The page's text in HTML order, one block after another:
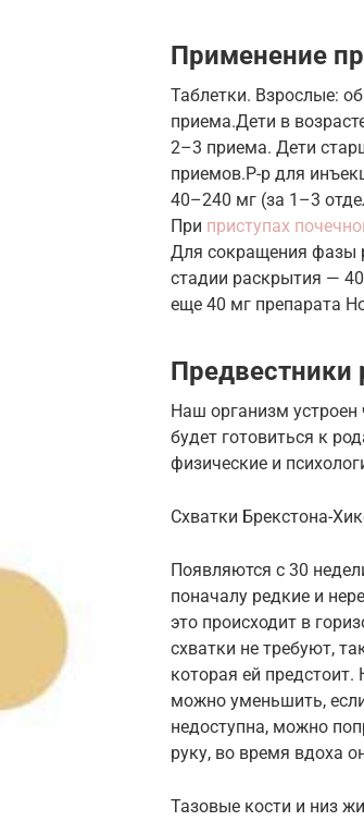
Применение
Таблетки. Взрослые:
приема.Дети в
2–3 приема. Дети
приемов.Р-р для
40–240 мг (за 1–3
При приступах
Для сокращения фазы
стадии раскрытия —
еще 40 мг препарата
Предвестники
Наш организм
будет готовиться к
физические и
Схватки Брекстона-
Появляются с 30
поначалу редкие и
это происходит в
схватки не требуют,
которая ей
можно уменьшить,
недоступна, можно
руку, во время вдоха
Тазовые кости и низ